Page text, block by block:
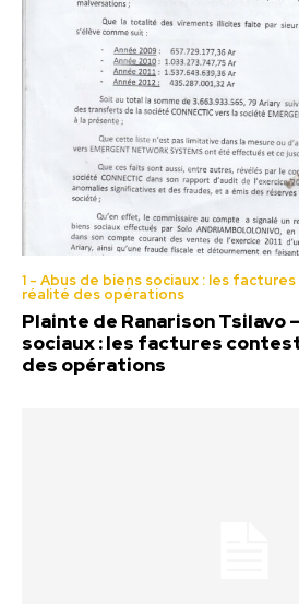
1 - Abus de biens sociaux : les
réalité des opérations
Plainte de Ranarison Tsilavo
sociaux : les factures
des opérations